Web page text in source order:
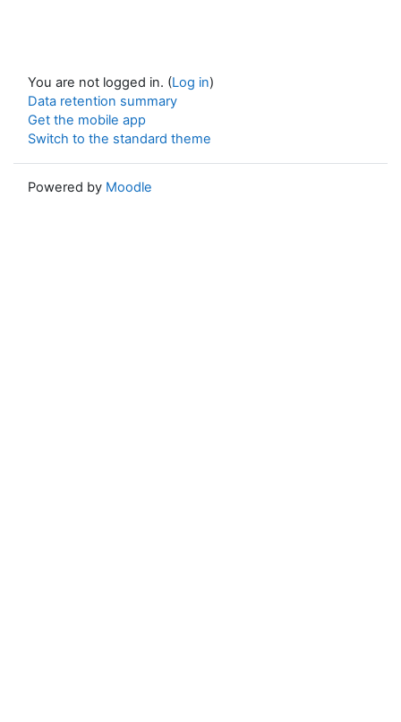
You are not logged in. (Log in)
Data retention summary
Get the mobile app
Switch to the standard theme
Powered by Moodle